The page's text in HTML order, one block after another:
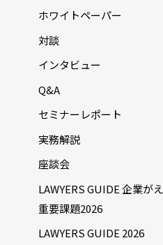
ホワイトペーパー
対談
インタビュー
Q&A
セミナーレポート
実務解説
座談会
LAWYERS GUIDE 企業が
重要課題2026
LAWYERS GUIDE 2026